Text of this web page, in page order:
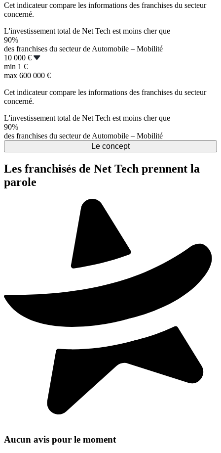
Cet indicateur compare les informations des franchises du secteur
concerné.
L'investissement total de Net Tech est moins cher que
90%
des franchises du secteur de Automobile – Mobilité
10 000 €
min 1 €
max 600 000 €
Cet indicateur compare les informations des franchises du secteur
concerné.
L'investissement total de Net Tech est moins cher que
90%
des franchises du secteur de Automobile – Mobilité
Le concept
Les franchisés de Net Tech prennent la
parole
Aucun avis pour le moment